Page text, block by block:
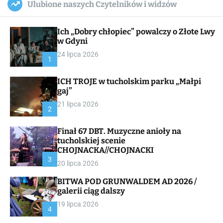
c
a
a
s
W
i
e
l
c
Ulubione naszych Czytelników i widzów
1
Ich „Dobry chłopiec” powalczy o Złote Lwy
w Gdyni
24 lipca 2026
2
ICH TROJE w tucholskim parku „Małpi
gaj”
21 lipca 2026
3
Finał 67 DBT. Muzyczne anioły na
tucholskiej scenie
CHOJNACKA//CHOJNACKI
20 lipca 2026
4
BITWA POD GRUNWALDEM AD 2026 /
galerii ciąg dalszy
19 lipca 2026